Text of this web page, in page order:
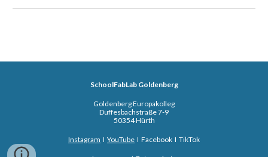
SchoolFabLab Goldenberg
Goldenberg Europakolleg
Duffesbachstraße 7-9
50354 Hürth
Instagram I YouTube I Facebook I TikTok